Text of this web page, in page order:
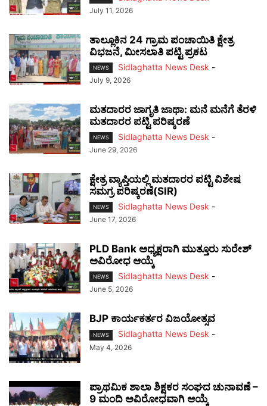
July 11, 2026
ತಾಲ್ಲೂಕಿನ 24 ಗ್ರಾಮ ಪಂಚಾಯಿತಿ ಕ್ಷೇತ್ರ
ವಿಭಜನೆ, ಮೀಸಲಾತಿ ಪಟ್ಟಿ ಪ್ರಕಟ
NEWS Sidlaghatta News Desk -
July 9, 2026
ಮತದಾರರ ಜಾಗೃತಿ ಜಾಥಾ: ಮನೆ ಮನೆಗೆ ತೆರಳಿ
ಮತದಾರರ ಪಟ್ಟಿ ಪರಿಷ್ಕರಣೆ
NEWS Sidlaghatta News Desk -
June 29, 2026
ಕ್ಷೇತ್ರ ವ್ಯಾಪ್ತಿಯಲ್ಲಿ ಮತದಾರರ ಪಟ್ಟಿ ವಿಶೇಷ
ಸಮಗ್ರ ಪರಿಷ್ಕರಣೆ(SIR)
NEWS Sidlaghatta News Desk -
June 17, 2026
PLD Bank ಅಧ್ಯಕ್ಷರಾಗಿ ಮುತ್ತೂರು ಸುರೇಶ್
ಅವಿರೋಧ ಆಯ್ಕೆ
NEWS Sidlaghatta News Desk -
June 5, 2026
BJP ಕಾರ್ಯಕರ್ತರ ವಿಜಯೋತ್ಸವ
NEWS Sidlaghatta News Desk -
May 4, 2026
ಪ್ರಾಥಮಿಕ ಶಾಲಾ ಶಿಕ್ಷಕರ ಸಂಘದ ಚುನಾವಣೆ –
9 ಮಂದಿ ಅವಿರೋಧವಾಗಿ ಆಯ್ಕೆ